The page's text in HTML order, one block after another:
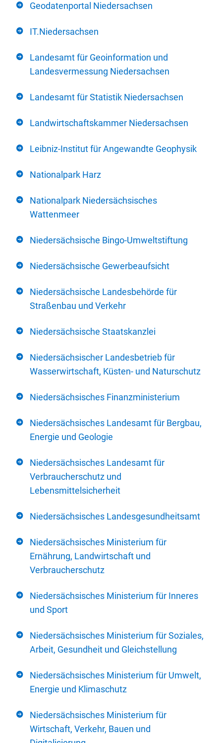
Geodatenportal Niedersachsen
IT.Niedersachsen
Landesamt für Geoinformation und
Landesvermessung Niedersachsen
Landesamt für Statistik Niedersachsen
Landwirtschaftskammer Niedersachsen
Leibniz-Institut für Angewandte Geophysik
Nationalpark Harz
Nationalpark Niedersächsisches
Wattenmeer
Niedersächsische Bingo-Umweltstiftung
Niedersächsische Gewerbeaufsicht
Niedersächsische Landesbehörde für
Straßenbau und Verkehr
Niedersächsische Staatskanzlei
Niedersächsischer Landesbetrieb für
Wasserwirtschaft, Küsten- und Naturschutz
Niedersächsisches Finanzministerium
Niedersächsisches Landesamt für Bergbau,
Energie und Geologie
Niedersächsisches Landesamt für
Verbraucherschutz und
Lebensmittelsicherheit
Niedersächsisches Landesgesundheitsamt
Niedersächsisches Ministerium für
Ernährung, Landwirtschaft und
Verbraucherschutz
Niedersächsisches Ministerium für Inneres
und Sport
Niedersächsisches Ministerium für Soziales,
Arbeit, Gesundheit und Gleichstellung
Niedersächsisches Ministerium für Umwelt,
Energie und Klimaschutz
Niedersächsisches Ministerium für
Wirtschaft, Verkehr, Bauen und